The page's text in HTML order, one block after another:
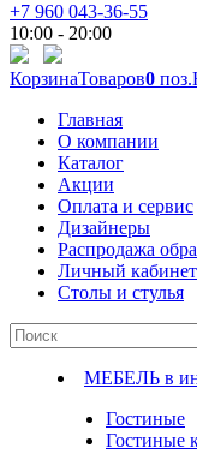
+7 960 043-36-55
10:00 - 20:00
КорзинаТоваров0 поз.
Главная
О компании
Каталог
Акции
Оплата и сервис
Дизайнеры
Распродажа
Личный кабинет
Столы и стулья
МЕБЕЛЬ в
Гостиные
Гостиные